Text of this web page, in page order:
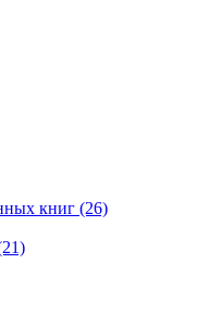
книг (26)